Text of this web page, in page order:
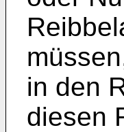
in den
diesen